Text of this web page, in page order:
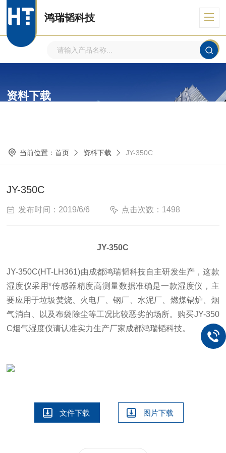
鸿瑞韬科技
资料下载
当前位置： 首页 资料下载 JY-350C
JY-350C
发布时间：2019/6/6 点击次数：1498
JY-350C
JY-350C(HT-LH361)由成都鸿瑞韬科技自主研发生产，这款
湿度仪采用*传感器精度高测量数据准确是一款湿度仪，主
要应用于垃圾焚烧、火电厂、钢厂、水泥厂、燃煤锅炉、烟
气消白、以及布袋除尘等工况比较恶劣的场所。购买JY-350
C烟气湿度仪请认准实力生产厂家成都鸿瑞韬科技。
文件下载 图片下载